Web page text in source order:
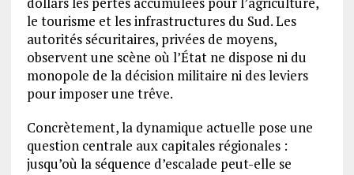
le tourisme et les infrastructures du Sud. Les
autorités sécuritaires, privées de moyens,
observent une scène où l’État ne dispose ni du
monopole de la décision militaire ni des leviers
pour imposer une trêve.
Concrètement, la dynamique actuelle pose une
question centrale aux capitales régionales :
jusqu’où la séquence d’escalade peut-elle se